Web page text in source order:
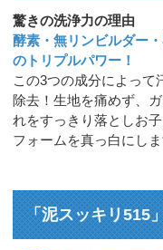
驚きの洗浄力の理由
酵素・無リンビルダー
のトリプルパワー！
この3つの成分によって
除去！生地を痛めず、
れをすっきり落としお
フォームを真っ白にしま
「泥スッキリ515